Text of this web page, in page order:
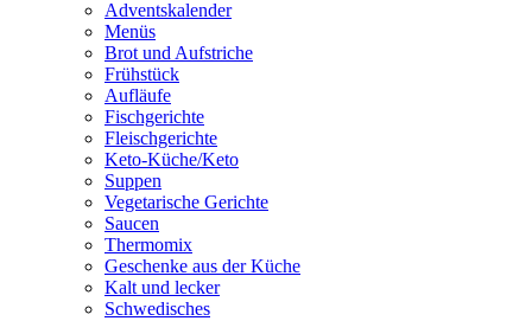
Adventskalender
Menüs
Brot und Aufstriche
Frühstück
Aufläufe
Fischgerichte
Fleischgerichte
Keto-Küche/Keto
Suppen
Vegetarische Gerichte
Saucen
Thermomix
Geschenke aus der Küche
Kalt und lecker
Schwedisches